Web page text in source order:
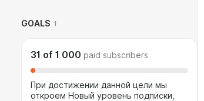
GOALS 1
31 of 1 000 paid subscribers
При достижении данной цели мы
откроем Новый уровень подписки,